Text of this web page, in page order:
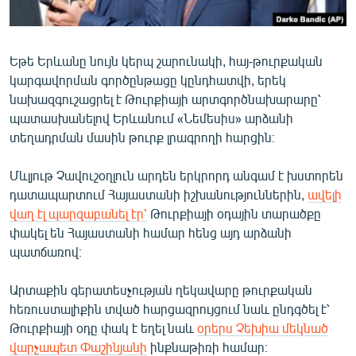
ԿՈՐՈՆԱՎԻՐՈՒՍ
ՏԵՍԱՆՅՈՒԹԵՐ
ԲԱՆԱՎԵՃ
ՁԳՏԵԼՈՎ ԼԱՎԱԳՈՒՅՆԻՆ
ՓՈԴՔԱՍԹ
Հայերեն
English
Русский
ՀԵՏԵՎԵՔ ՄԵԶ
Եթե Երևանը նույն կերպ շարունակի, հայ-թուրքական
կարգավորման գործընթացը կընդհատվի, երեկ
նախազգուշացրել է Թուրքիայի արտգործնախարարը՝
պատասխանելով Երևանում «Նեմեսիս» արձանի
տեղադրման մասին թուրք լրագրողի հարցին։
Մևլյութ Չավուշօղլուն արդեն երկրորդ անգամ է խստորեն
դատապարտում Հայաստանի իշխանություններին, ավելի
վաղ էլ պարզաբանել էր՝ Թուրքիայի օդային տարածքը
փակել են Հայաստանի համար հենց այդ արձանի
պատճառով։
Արտաքին գերատեսչության ղեկավարը թուրքական
հեռուստալիքին տված հարցազրույցում նաև ընդգծել է՝
Թուրքիայի օդը փակ է եղել նաև օրերս Չեխիա մեկնած
վարչապետ Փաշինյանի ինքնաթիռի համար։